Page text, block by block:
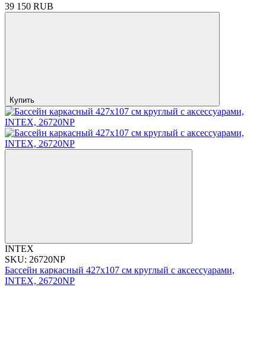
39 150 RUB
Купить
INTEX
SKU: 26720NP
Бассейн каркасный 427x107 см круглый с аксессуарами,
INTEX, 26720NP